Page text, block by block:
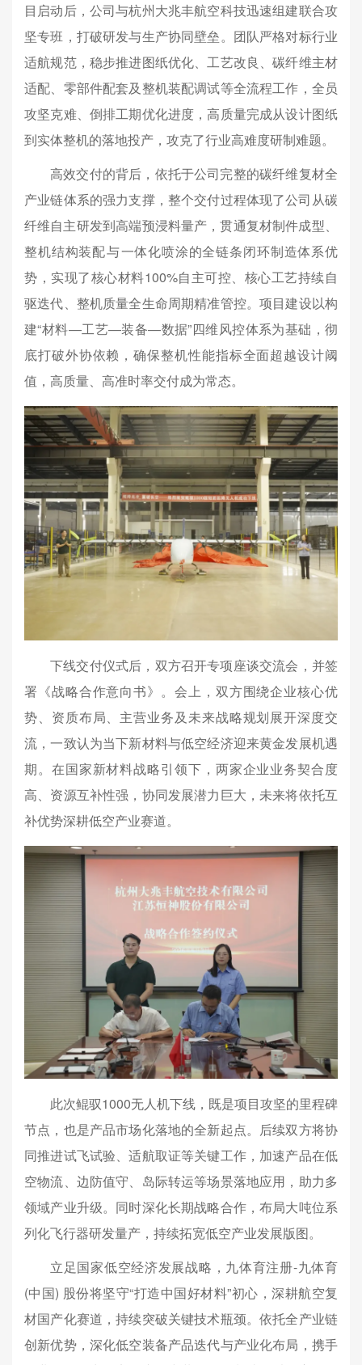
目启动后，公司与杭州大兆丰航空科技迅速组建联合攻
坚专班，打破研发与生产协同壁垒。团队严格对标行业
适航规范，稳步推进图纸优化、工艺改良、碳纤维主材
适配、零部件配套及整机装配调试等全流程工作，全员
攻坚克难、倒排工期优化进度，高质量完成从设计图纸
到实体整机的落地投产，攻克了行业高难度研制难题。
高效交付的背后，依托于公司完整的碳纤维复材全
产业链体系的强力支撑，整个交付过程体现了公司从‌碳
纤维自主研发‌到‌高端预浸料量产‌，贯通‌复材制件成型‌、‌
整机结构装配‌与‌一体化喷涂的全链条闭环制造体系优
势，实现了核心材料100%自主可控、核心工艺持续自
驱迭代、整机质量全生命周期精准管控。项目建设以构
建“材料—工艺—装备—数据”四维风控体系为基础，彻
底打破外协依赖，确保整机性能指标全面超越设计阈
值，高质量、高准时率交付成为常态。
下线交付仪式后，双方召开专项座谈交流会，并签
署《战略合作意向书》。会上，双方围绕企业核心优
势、资质布局、主营业务及未来战略规划展开深度交
流，一致认为当下新材料与低空经济迎来黄金发展机遇
期。在国家新材料战略引领下，两家企业业务契合度
高、资源互补性强，协同发展潜力巨大，未来将依托互
补优势深耕低空产业赛道。
此次鲲驭1000无人机下线，既是项目攻坚的里程碑
节点，也是产品市场化落地的全新起点。后续双方将协
同推进试飞试验、适航取证等关键工作，加速产品在低
空物流、边防值守、岛际转运等场景落地应用，助力多
领域产业升级。同时深化长期战略合作，布局大吨位系
列化飞行器研发量产，持续拓宽低空产业发展版图。
立足国家低空经济发展战略，九体育注册-九体育
(中国) 股份将坚守“打造中国好材料”初心，深耕航空复
材国产化赛道，持续突破关键技术瓶颈。依托全产业链
创新优势，深化低空装备产品迭代与产业化布局，携手